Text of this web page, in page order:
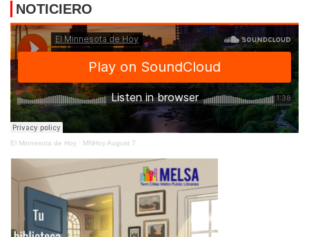
NOTICIERO
El Minnesota de Hoy · MNHoy August 7